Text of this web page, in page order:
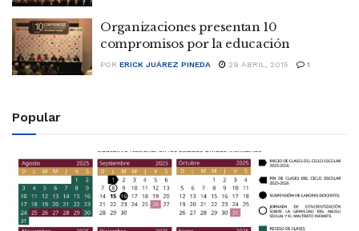
Organizaciones presentan 10
compromisos por la educación
POR ERICK JUÁREZ PINEDA 29 ABRIL, 2015 1
Popular